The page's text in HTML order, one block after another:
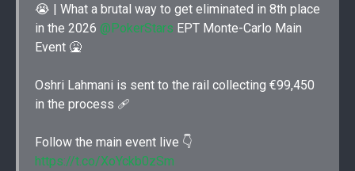
😭 | What a brutal way to get eliminated in 8th place
in the 2026 @PokerStars EPT Monte-Carlo Main
Event 🤮
Oshri Lahmani is sent to the rail collecting €99,450
in the process 🩹
Follow the main event live 👇
https://t.co/XoYckb0zSm